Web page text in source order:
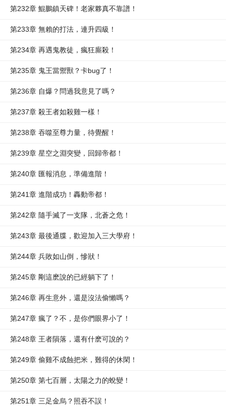
第232章 鯤鵬鎮天碑！老家夥真不靠譜！
第233章 無賴的打法，連升四級！
第234章 再遇鬼教徒，瘋狂廝殺！
第235章 鬼王當禦獸？卡bug了！
第236章 自爆？問過我意見了嗎？
第237章 殺王者如殺雞一樣！
第238章 吞噬至尊力量，待覺醒！
第239章 星空之淵突變，回歸帝都！
第240章 匯報消息，準備進階！
第241章 進階成功！轟動帝都！
第242章 隨手滅了一支隊，北蒼之危！
第243章 最後通牒，歡迎加入三大學府！
第244章 兵敗如山倒，慘狀！
第245章 剛這麽說的已經躺下了！
第246章 再生意外，還是沒法偷懶嗎？
第247章 瘋了？不，是你們眼界小了！
第248章 王者隕落，還有什麽可說的？
第249章 偷雞不成蝕把米，難得的休閑！
第250章 第七百層，太陽之力的蛻變！
第251章 三足金烏？照吞不誤！